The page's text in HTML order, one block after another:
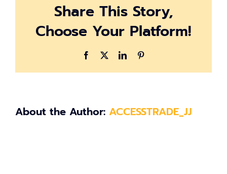
Share This Story,
Choose Your Platform!
Facebook LinkedIn
About the Author: ACCESSTRADE_JJ